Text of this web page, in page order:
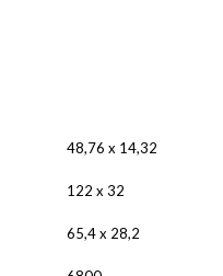
48,76 x 14,32
122 x 32
65,4 x 28,2